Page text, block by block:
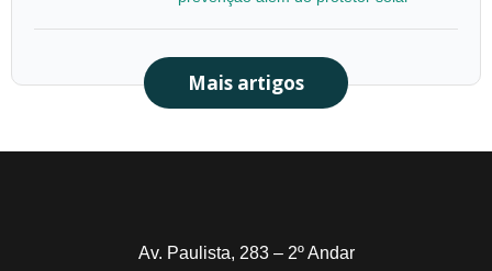
Mais artigos
Av. Paulista, 283 – 2º Andar